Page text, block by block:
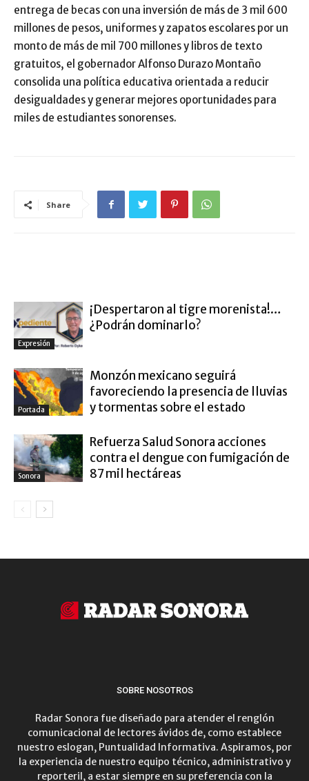
entrega de becas con una inversión de más de 3 mil 600
millones de pesos, uniformes y zapatos escolares por un
monto de más de mil 700 millones y libros de texto
gratuitos, el gobernador Alfonso Durazo Montaño
consolida una política educativa orientada a reducir
desigualdades y generar mejores oportunidades para
miles de estudiantes sonorenses.
Share
Expresión
¡Despertaron al tigre morenista!…
¿Podrán dominarlo?
Portada
Monzón mexicano seguirá
favoreciendo la presencia de lluvias
y tormentas sobre el estado
Sonora
Refuerza Salud Sonora acciones
contra el dengue con fumigación de
87 mil hectáreas
SOBRE NOSOTROS
Radar Sonora fue diseñado para atender el renglón
comunicacional de lectores ávidos de, como establece
nuestro eslogan, Puntualidad Informativa. Aspiramos, por
la experiencia de nuestro equipo técnico, administrativo y
reporteril, a estar siempre en su preferencia con la